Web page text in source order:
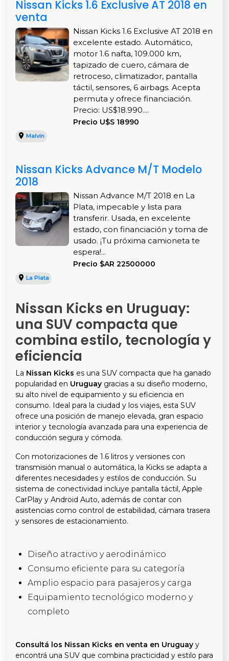
Nissan Kicks 1.6 Exclusive AT 2018 en
venta
Nissan Kicks 1.6 Exclusive AT 2018 en
excelente estado. Automático,
motor 1.6 nafta, 109.000 km,
tapizado de cuero, cámara de
retroceso, climatizador, pantalla
táctil, sensores, 6 airbags. Acepta
permuta y ofrece financiación.
Precio: US$18.990....
Precio U$S 18990
Malvín
Nissan Kicks Advance M/T Modelo
2018
Nissan Advance M/T 2018 en La
Plata, impecable y lista para
transferir. Usada, en excelente
estado, con financiación y toma de
usado. ¡Tu próxima camioneta te
espera!...
Precio $AR 22500000
La Plata
Nissan Kicks en Uruguay:
una SUV compacta que
combina estilo, tecnología y
eficiencia
La Nissan Kicks es una SUV compacta que ha ganado
popularidad en Uruguaygracias a su diseño moderno,
su alto nivel de equipamiento y su eficiencia en
consumo. Ideal para la ciudad y los viajes, esta SUV
ofrece una posición de manejo elevada, gran espacio
interior y tecnología avanzada para una experiencia de
conducción segura y cómoda.
Con motorizaciones de 1.6 litros y versiones con
transmisión manual o automática, la Kicks se adapta a
diferentes necesidades y estilos de conducción. Su
sistema de conectividad incluye pantalla táctil, Apple
CarPlay y Android Auto, además de contar con
asistencias como control de estabilidad, cámara trasera
y sensores de estacionamiento.
Diseño atractivo y aerodinámico
Consumo eficiente para su categoría
Amplio espacio para pasajeros y carga
Equipamiento tecnológico moderno y
completo
Consultá los Nissan Kicks en venta en Uruguayy
encontrá una SUV que combina practicidad y estilo para